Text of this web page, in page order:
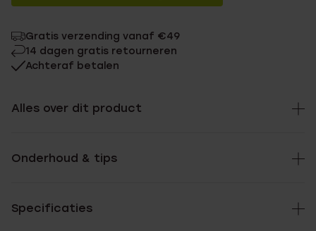
Gratis verzending vanaf €49
14 dagen gratis retourneren
Achteraf betalen
Alles over dit product
Onderhoud & tips
Specificaties